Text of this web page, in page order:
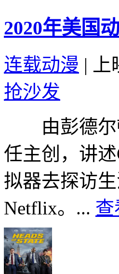
2020年美国
连载动漫 |
抢沙发
由彭德尔顿
任主创，讲
拟器去探访
Netflix。... 查